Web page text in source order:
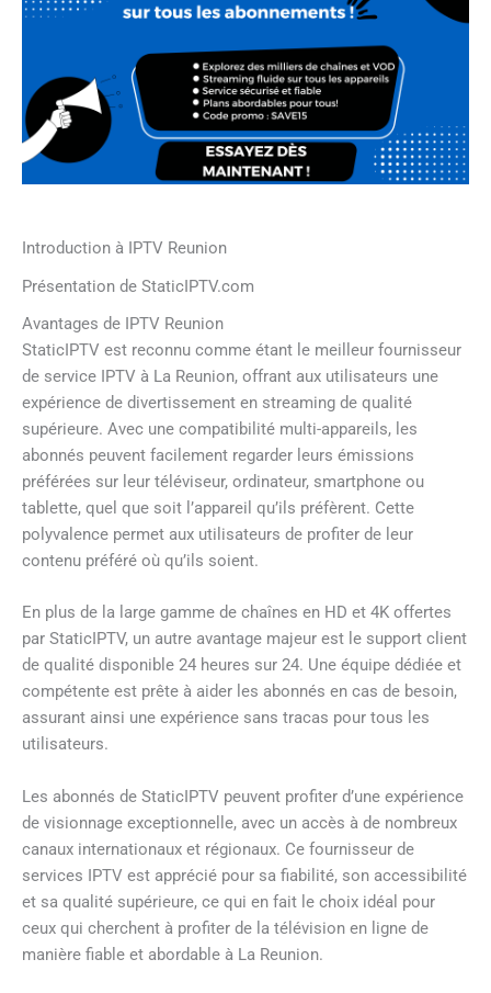
Introduction à IPTV Reunion
Présentation de StaticIPTV.com
Avantages de IPTV Reunion
StaticIPTV est reconnu comme étant le meilleur fournisseur
de service IPTV à La Reunion, offrant aux utilisateurs une
expérience de divertissement en streaming de qualité
supérieure. Avec une compatibilité multi-appareils, les
abonnés peuvent facilement regarder leurs émissions
préférées sur leur téléviseur, ordinateur, smartphone ou
tablette, quel que soit l’appareil qu’ils préfèrent. Cette
polyvalence permet aux utilisateurs de profiter de leur
contenu préféré où qu’ils soient.
En plus de la large gamme de chaînes en HD et 4K offertes
par StaticIPTV, un autre avantage majeur est le support client
de qualité disponible 24 heures sur 24. Une équipe dédiée et
compétente est prête à aider les abonnés en cas de besoin,
assurant ainsi une expérience sans tracas pour tous les
utilisateurs.
Les abonnés de StaticIPTV peuvent profiter d’une expérience
de visionnage exceptionnelle, avec un accès à de nombreux
canaux internationaux et régionaux. Ce fournisseur de
services IPTV est apprécié pour sa fiabilité, son accessibilité
et sa qualité supérieure, ce qui en fait le choix idéal pour
ceux qui cherchent à profiter de la télévision en ligne de
manière fiable et abordable à La Reunion.